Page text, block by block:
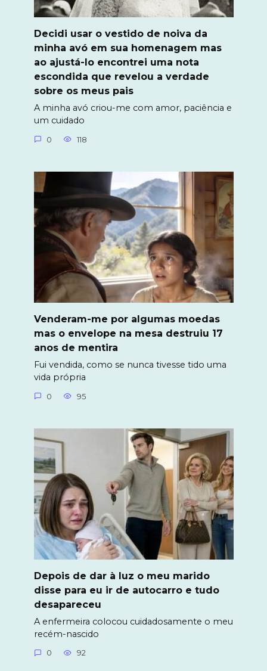
Decidi usar o vestido de noiva da
minha avó em sua homenagem mas
ao ajustá-lo encontrei uma nota
escondida que revelou a verdade
sobre os meus pais
A minha avó criou-me com amor, paciência e
um cuidado
0 118
Venderam-me por algumas moedas
mas o envelope na mesa destruiu 17
anos de mentira
Fui vendida, como se nunca tivesse tido uma
vida própria
0 95
Depois de dar à luz o meu marido
disse para eu ir de autocarro e tudo
desapareceu
A enfermeira colocou cuidadosamente o meu
recém-nascido
0 92